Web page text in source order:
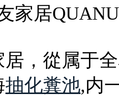
家居QUANU
居，從属于
抽化糞池,内